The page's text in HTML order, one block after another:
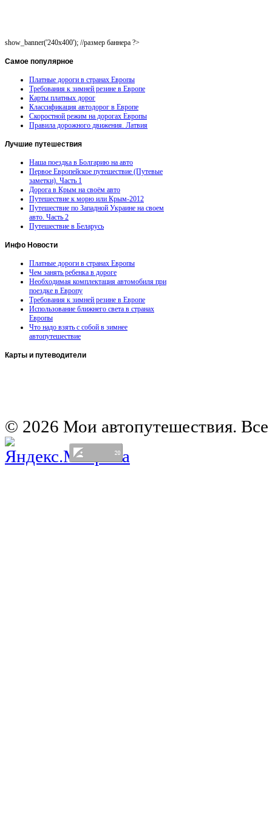
show_banner('240x400'); //размер баннера ?>
Самое популярное
Платные дороги в странах Европы
Требования к зимней резине в Европе
Карты платных дорог
Классификация автодорог в Европе
Скоростной режим на дорогах Европы
Правила дорожного движения. Латвия
Лучшие путешествия
Наша поездка в Болгарию на авто
Первое Европейское путешествие (Путевые
заметки). Часть 1
Дорога в Крым на своём авто
Путешествие к морю или Крым-2012
Путешествие по Западной Украине на своем
авто. Часть 2
Путешествие в Беларусь
Инфо Новости
Платные дороги в странах Европы
Чем занять ребенка в дороге
Необходимая комплектация автомобиля при
поездке в Европу
Требования к зимней резине в Европе
Использование ближнего света в странах
Европы
Что надо взять с собой в зимнее
автопутешествие
Карты и путеводители
© 2026 Мои автопутешествия.